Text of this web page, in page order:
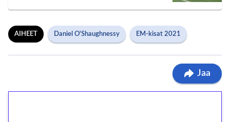
AIHEET Daniel O'Shaughnessy EM-kisat 2021
Jaa